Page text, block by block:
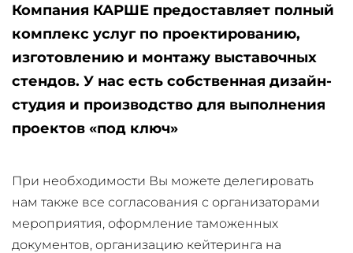
Компания КАРШЕ предоставляет полный
комплекс услуг по проектированию,
изготовлению и монтажу выставочных
стендов. У нас есть собственная дизайн-
студия и производство для выполнения
проектов «под ключ»
При необходимости Вы можете делегировать
нам также все согласования с организаторами
мероприятия, оформление таможенных
документов, организацию кейтеринга на